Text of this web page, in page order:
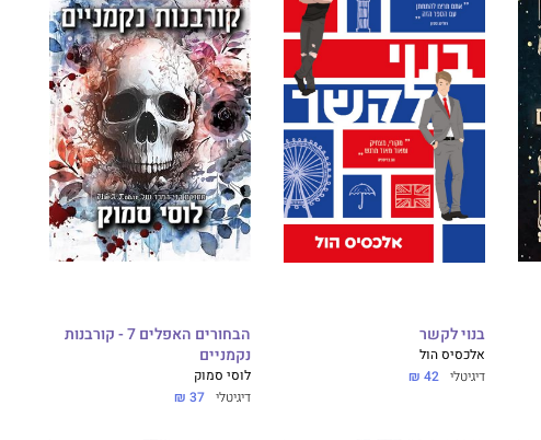
בנוי לקשר
אלכסיס הול
דיגיטלי 42 ₪
הבחורים האפלים 7 - קורבנות
נקמניים
לוסי סמוק
דיגיטלי 37 ₪